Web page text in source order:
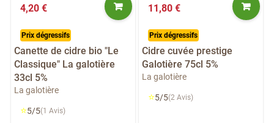
4,20 €
Prix dégressifs
Canette de cidre bio "Le
Classique" La galotière
33cl 5%
La galotière
⭐5/5(1 Avis)
11,80 €
Prix dégressifs
Cidre cuvée prestige
Galotière 75cl 5%
La galotière
⭐5/5(2 Avis)